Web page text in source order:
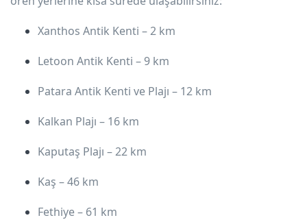
Xanthos Antik Kenti – 2 km
Letoon Antik Kenti – 9 km
Patara Antik Kenti ve Plajı – 12 km
Kalkan Plajı – 16 km
Kaputaş Plajı – 22 km
Kaş – 46 km
Fethiye– 61 km